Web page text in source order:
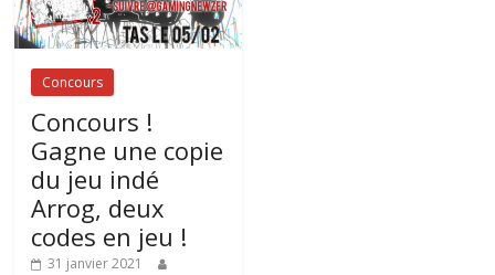
Concours
Concours !
Gagne une copie
du jeu indé
Arrog, deux
codes en jeu !
31 janvier 2021